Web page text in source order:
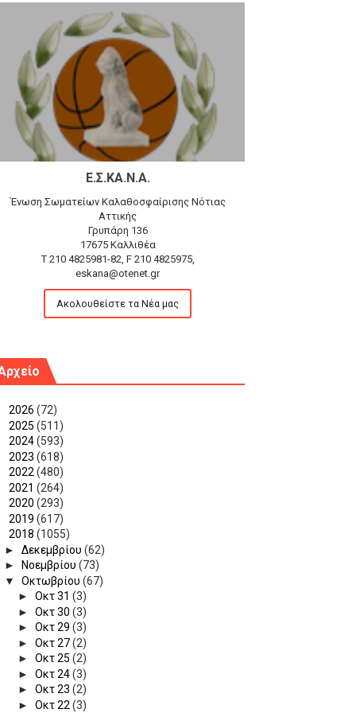
Προφήτη Ηλία 78-74 στα Καμίνια
Ε.Σ.ΚΑ.Ν.Α.
Ένωση Σωματείων Καλαθοσφαίρισης Νότιας
Αττικής
Γρυπάρη 136
17675 Καλλιθέα
T 210 4825981-82, F 210 4825975,
eskana@otenet.gr
Ακολουθείστε τα Νέα μας
2026 (72)
2025 (511)
2024(593)
2023 (618)
2022(480)
2021 (264)
2020 (293)
2019 (617)
2018 (1055)
►Δεκεμβρίου(62)
► Νοεμβρίου(73)
▼Οκτωβρίου(67)
►Οκτ 31(3)
►Οκτ 30(3)
►Οκτ 29(3)
►Οκτ 27(2)
►Οκτ 25(2)
►Οκτ 24(3)
►Οκτ 23(2)
►Οκτ 22(3)